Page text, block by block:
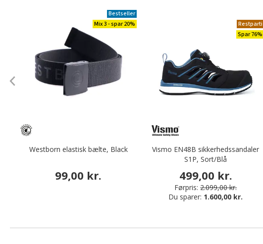
Bestseller
Mix 3 - spar 20%
Westborn elastisk bælte, Black
99,00 kr.
Restparti
Spar 76%
Vismo EN48B sikkerhedssandaler
S1P, Sort/Blå
499,00 kr.
Førpris: 2.099,00 kr.
Du sparer: 1.600,00 kr.